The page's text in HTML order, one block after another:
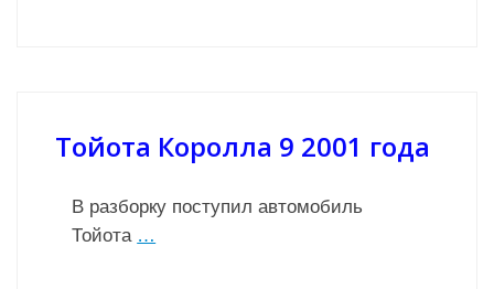
Тойота Королла 9 2001 года
В разборку поступил автомобиль
Тойота …